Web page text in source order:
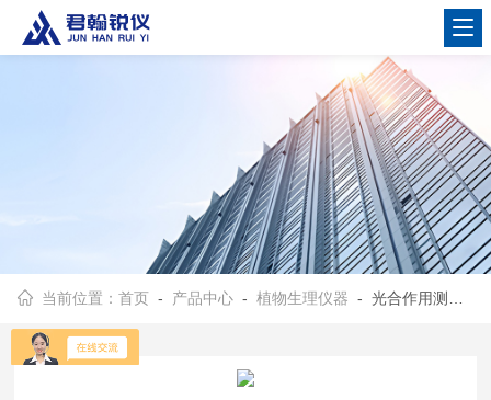
当前位置：首页 - 产品中心 -植物生理仪器 - 光合作用测定仪